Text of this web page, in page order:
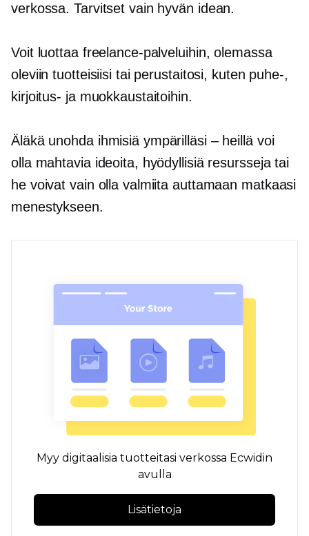
verkossa. Tarvitset vain hyvän idean.
Voit luottaa freelance-palveluihin, olemassa
oleviin tuotteisiisi tai perustaitosi, kuten puhe-,
kirjoitus- ja muokkaustaitoihin.
Äläkä unohda ihmisiä ympärilläsi – heillä voi
olla mahtavia ideoita, hyödyllisiä resursseja tai
he voivat vain olla valmiita auttamaan matkaasi
menestykseen.
Myy digitaalisia tuotteitasi verkossa Ecwidin
avulla
Lisätietoja